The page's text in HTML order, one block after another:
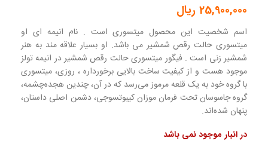
25,900,000 ریال
اسم شخصیت این محصول میتسوری است . نام انیمه ای او
میتسوری حالت رقص شمشیر می باشد. او بسیار علاقه مند به هنر
شمشیر زنی است . فیگور میتسوری حالت رقص شمشیر در انیمه تولز
موجود هست و از کیفیت ساخت بالایی برخورداره ، روزی، میتسوری
با گروه خود به یک قلعه مرموز می‌رسد که در آن، چندین هجده‌چشمه،
گروه جاسوسان تحت فرمان موزان کیبوتسوجی، دشمن اصلی داستان،
پنهان شده‌اند.
در انبار موجود نمی باشد